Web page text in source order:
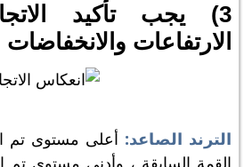
3) يجب تأكيد
الارتفاعات والانخفاضات
الترند الصاعد: أعلى مستوى تم
القمة السابقة ، وأدنى مستوى